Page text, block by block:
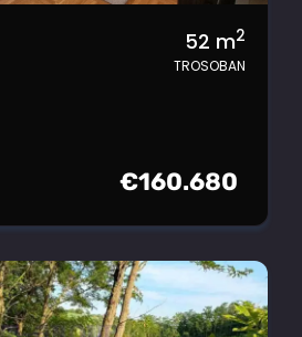
52 m2
TROSOBAN
€160.680